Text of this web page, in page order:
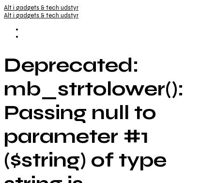
Alt i gadgets & tech udstyr
Alt i gadgets & tech udstyr
Deprecated:
mb_strtolower():
Passing null to
parameter #1
($string) of type